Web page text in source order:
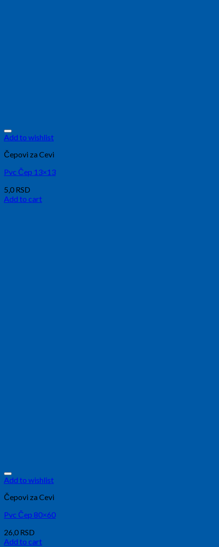
Add to wishlist
Čepovi za Cevi
Pvc Čep 13×13
5,0 RSD
Add to cart
Add to wishlist
Čepovi za Cevi
Pvc Čep 80×60
26,0 RSD
Add to cart